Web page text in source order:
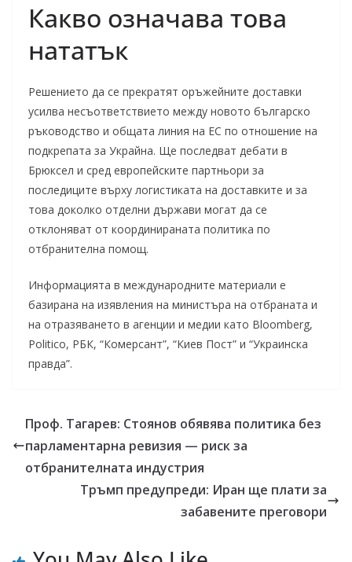
Какво означава това
нататък
Решението да се прекратят оръжейните доставки
усилва несъответствието между новото българско
ръководство и общата линия на ЕС по отношение на
подкрепата за Украйна. Ще последват дебати в
Брюксел и сред европейските партньори за
последиците върху логистиката на доставките и за
това доколко отделни държави могат да се
отклоняват от координираната политика по
отбранителна помощ.
Информацията в международните материали е
базирана на изявления на министъра на отбраната и
на отразяването в агенции и медии като Bloomberg,
Politico, РБК, “Комерсант”, “Киев Пост” и “Украинска
правда”.
Проф. Тагарев: Стоянов обявява политика без
парламентарна ревизия — риск за
отбранителната индустрия
Тръмп предупреди: Иран ще плати за
забавените преговори